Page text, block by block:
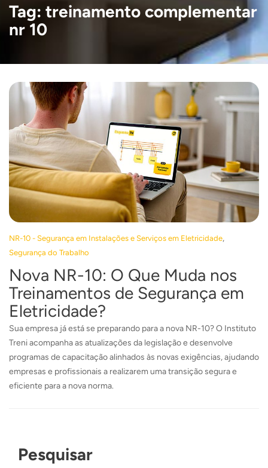
Tag: treinamento complementar
nr 10
NR-10 - Segurança em Instalações e Serviços em Eletricidade,
Segurança do Trabalho
Nova NR-10: O Que Muda nos
Treinamentos de Segurança em
Eletricidade?
Sua empresa já está se preparando para a nova NR-10? O Instituto
Treni acompanha as atualizações da legislação e desenvolve
programas de capacitação alinhados às novas exigências, ajudando
empresas e profissionais a realizarem uma transição segura e
eficiente para a nova norma.
Pesquisar